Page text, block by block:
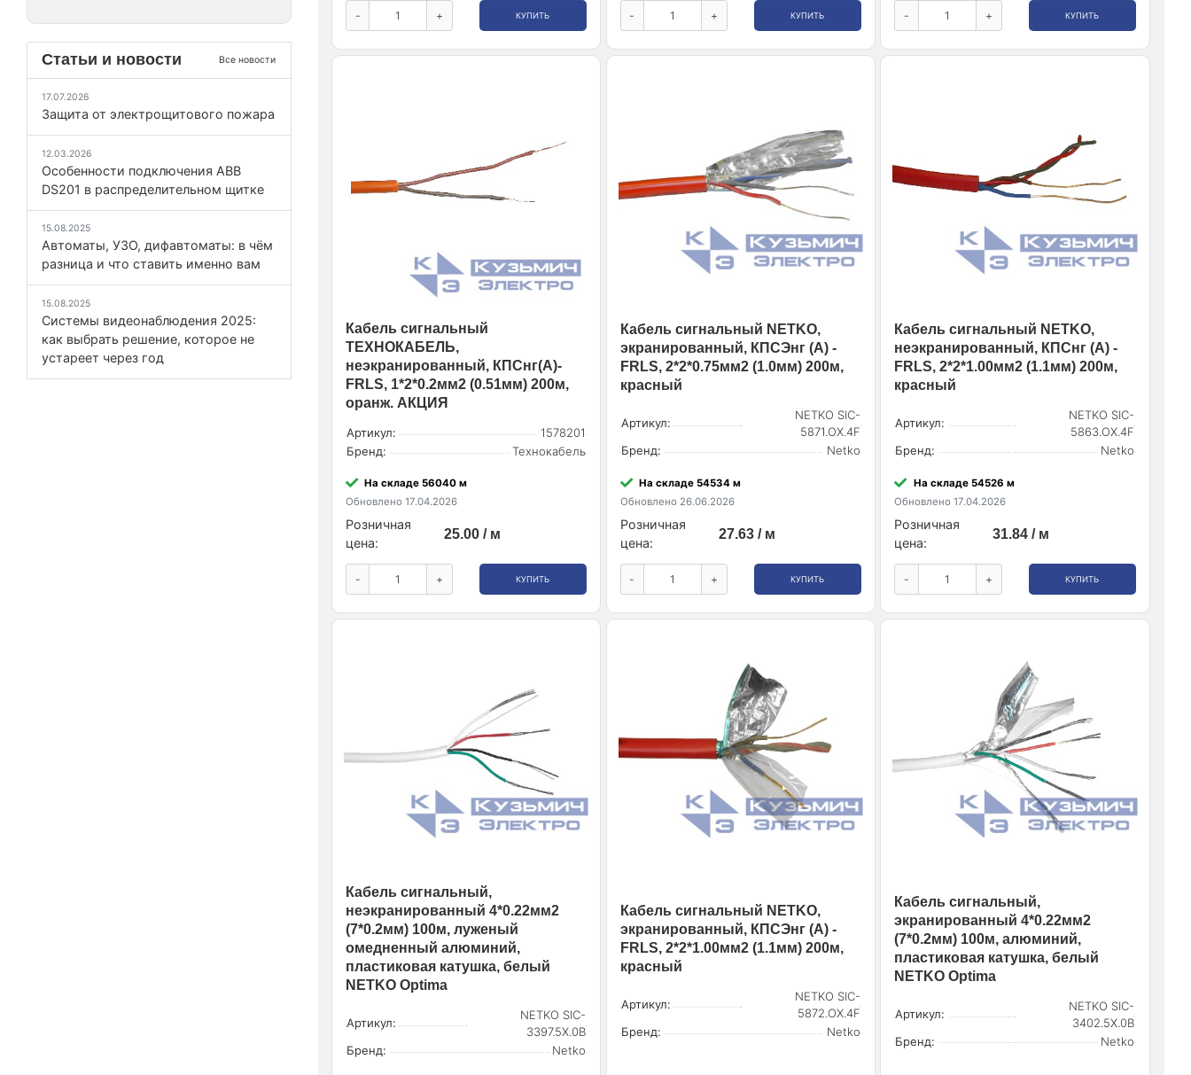
- + КУПИТЬ - + КУПИТЬ - + КУПИТЬ
Кабель сигнальный
ТЕХНОКАБЕЛЬ,
неэкранированный, КПСнг(А)-
FRLS, 1*2*0.2мм2 (0.51мм) 200м,
оранж. АКЦИЯ
Артикул:
1578201
Бренд:
Технокабель
На складе 56040 м
Обновлено 17.04.2026
Розничная
цена:
25.00 / м
- + КУПИТЬ
Кабель сигнальный NETKO,
экранированный, КПСЭнг (А) -
FRLS, 2*2*0.75мм2 (1.0мм) 200м,
красный
Артикул:
NETKO SIC-
5871.OX.4F
Бренд:
Netko
На складе 54534 м
Обновлено 26.06.2026
Розничная
цена:
27.63 / м
- + КУПИТЬ
Кабель сигнальный NETKO,
неэкранированный, КПСнг (А) -
FRLS, 2*2*1.00мм2 (1.1мм) 200м,
красный
Артикул:
NETKO SIC-
5863.OX.4F
Бренд:
Netko
На складе 54526 м
Обновлено 17.04.2026
Розничная
цена:
31.84 / м
- + КУПИТЬ
Кабель сигнальный,
неэкранированный 4*0.22мм2
(7*0.2мм) 100м, луженый
омедненный алюминий,
пластиковая катушка, белый
NETKO Optima
Артикул:
NETKO SIC-
3397.5X.0B
Бренд:
Netko
Кабель сигнальный NETKO,
экранированный, КПСЭнг (А) -
FRLS, 2*2*1.00мм2 (1.1мм) 200м,
красный
Артикул:
NETKO SIC-
5872.OX.4F
Бренд:
Netko
Кабель сигнальный,
экранированный 4*0.22мм2
(7*0.2мм) 100м, алюминий,
пластиковая катушка, белый
NETKO Optima
Артикул:
NETKO SIC-
3402.5X.0B
Бренд:
Netko
Статьи и новости Все новости
17.07.2026
Защита от электрощитового пожара
12.03.2026
Особенности подключения ABB
DS201 в распределительном щитке
15.08.2025
Автоматы, УЗО, дифавтоматы: в чём
разница и что ставить именно вам
15.08.2025
Системы видеонаблюдения 2025:
как выбрать решение, которое не
устареет через год